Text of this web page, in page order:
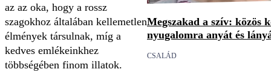
az az oka, hogy a rossz
szagokhoz általában kellemetlen
élmények társulnak, míg a
kedves emlékeinkhez
többségében finom illatok.
Megszakad a szív: közös
nyugalomra anyát és
CSALÁD